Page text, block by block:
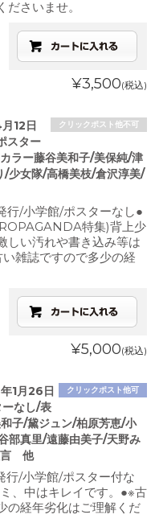
さいませ。
¥3,500(税込)
クリックポスト他不可
12日
スター
ラー藤谷美和子/美保純/津
/少女隊/高橋美枝/倉沢淳美/
行/小学館/ポスターなし●
特集)背上少
しい汚れや書き込み等は
雑誌ですので多少の経
¥5,000(税込)
クリックポスト他可
1月26日
なし/表
子/黛ジュン/柏原芳恵/小
部真里/遠藤由美子/天野み
言 他
行/小学館/ポスター付な
、中はキレイです。●※古
の経年劣化はご理解くだ